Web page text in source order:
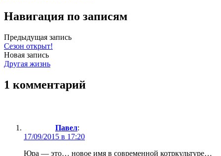
Навигация по записям
Предыдущая запись
Сезон открыт!
Новая запись
Другая жизнь
1 комментарий
Павел:
17/09/2015 в 17:20
Юра — это… новое имя в современной котркультуре…